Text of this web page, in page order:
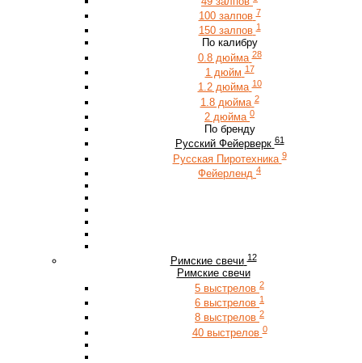
100 залпов 7
150 залпов 1
По калибру
0.8 дюйма 28
1 дюйм 17
1.2 дюйма 10
1.8 дюйма 2
2 дюйма 0
По бренду
Русский Фейерверк 61
Русская Пиротехника 9
Фейерленд 4
Римские свечи 12
Римские свечи
5 выстрелов 2
6 выстрелов 1
8 выстрелов 2
40 выстрелов 0